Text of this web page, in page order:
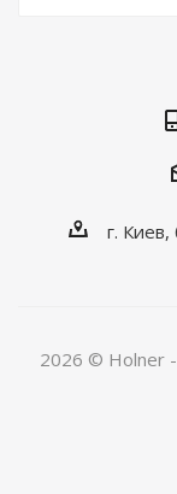
г.
2026 © Holner